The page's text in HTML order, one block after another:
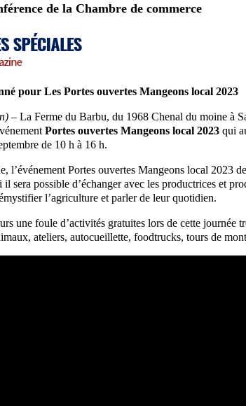
de la Chambre de commerce
pour Les Portes ouvertes Mangeons local 2023
– La Ferme du Barbu, du 1968 Chenal du moine à
Portes ouvertes Mangeons local 2023 qui
de 10 h à 16 h.
l’événement Portes ouvertes Mangeons local 2023
sera possible d’échanger avec les productrices et
l’agriculture et parler de leur quotidien.
une foule d’activités gratuites lors de cette journée
ateliers, autocueillette, foodtrucks, tours de